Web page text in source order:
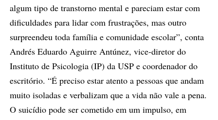
algum tipo de transtorno mental e pareciam estar com
dificuldades para lidar com frustrações, mas outro
surpreendeu toda família e comunidade escolar”, conta
Andrés Eduardo Aguirre Antúnez, vice-diretor do
Instituto de Psicologia (IP) da USP e coordenador do
escritório. “É preciso estar atento a pessoas que andam
muito isoladas e verbalizam que a vida não vale a pena.
O suicídio pode ser cometido em um impulso, em